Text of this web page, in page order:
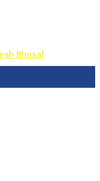
Bhusal